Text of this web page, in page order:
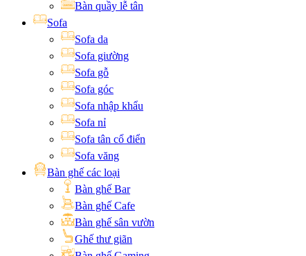
Bàn quầy lễ tân
Sofa
Sofa da
Sofa giường
Sofa gỗ
Sofa góc
Sofa nhập khẩu
Sofa nỉ
Sofa tân cổ điển
Sofa văng
Bàn ghế các loại
Bàn ghế Bar
Bàn ghế Cafe
Bàn ghế sân vườn
Ghế thư giãn